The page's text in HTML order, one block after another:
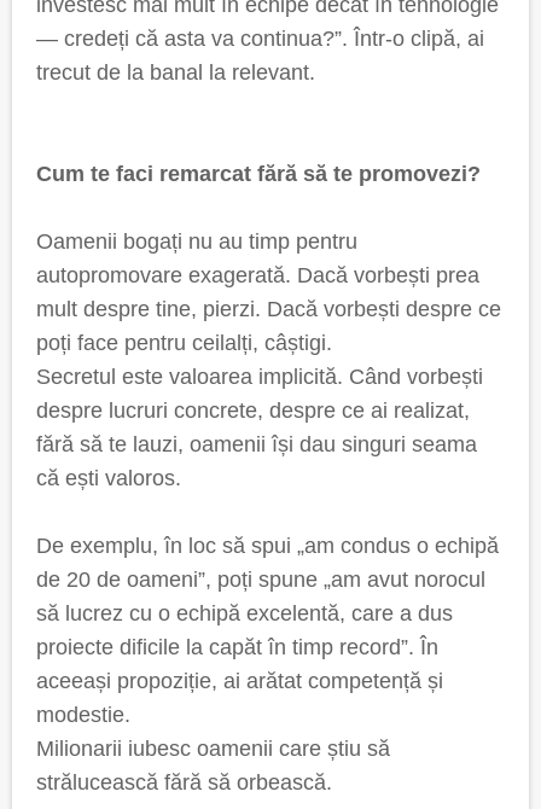
investesc mai mult în echipe decât în tehnologie
— credeți că asta va continua?”. Într-o clipă, ai
trecut de la banal la relevant.
Cum te faci remarcat fără să te promovezi?
Oamenii bogați nu au timp pentru
autopromovare exagerată. Dacă vorbești prea
mult despre tine, pierzi. Dacă vorbești despre ce
poți face pentru ceilalți, câștigi.
Secretul este valoarea implicită. Când vorbești
despre lucruri concrete, despre ce ai realizat,
fără să te lauzi, oamenii își dau singuri seama
că ești valoros.
De exemplu, în loc să spui „am condus o echipă
de 20 de oameni”, poți spune „am avut norocul
să lucrez cu o echipă excelentă, care a dus
proiecte dificile la capăt în timp record”. În
aceeași propoziție, ai arătat competență și
modestie.
Milionarii iubesc oamenii care știu să
strălucească fără să orbească.